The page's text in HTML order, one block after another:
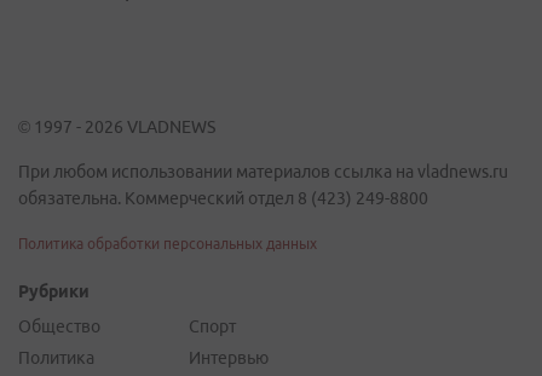
© 1997 - 2026 VLADNEWS
При любом использовании материалов ссылка на vladnews.ru
обязательна. Коммерческий отдел 8 (423) 249-8800
Политика обработки персональных данных
Рубрики
Общество
Политика
Спорт
Интервью